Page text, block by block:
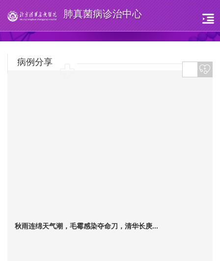
肺真菌病诊治中心
病例分享
秋雨连绵天气潮，毛霉感染夺命刀，清华长庚...